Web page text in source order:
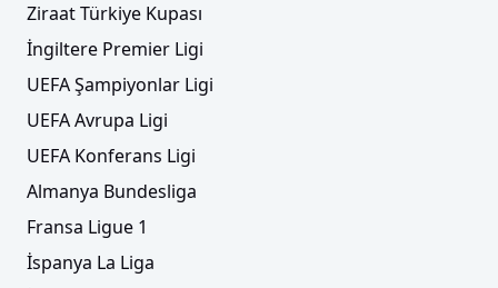
Ziraat Türkiye Kupası
İngiltere Premier Ligi
UEFA Şampiyonlar Ligi
UEFA Avrupa Ligi
UEFA Konferans Ligi
Almanya Bundesliga
Fransa Ligue 1
İspanya La Liga